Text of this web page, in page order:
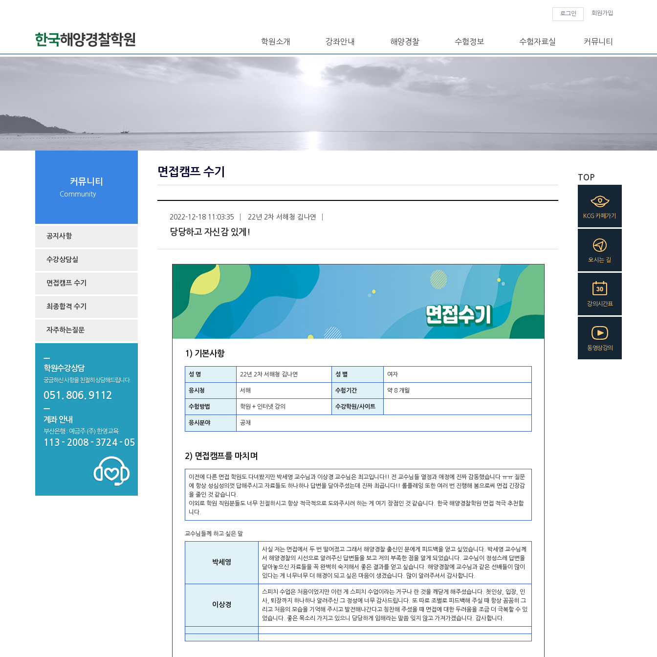
로그인 회원가입
학원소개 강좌안내 해양경찰 수험정보 수험자료실 커뮤니티
커뮤니티
Community
공지사항
수강상담실
면접캠프 수기
최종합격 수기
자주하는질문
학원수강상담
궁금하신 사항을 친절히 상담해드립니다.
051. 806. 9112
계좌 안내
부산은행 : 예금주 (주) 한영교육
113 - 2008 - 3724 - 05
면접캠프 수기
2022-12-18 11:03:35 22년 2차 서해청 김나연
당당하고 자신감 있게!
1) 기본사항
성 명 22년 2차 서해청 김나연 성 별 여자
응시청 서해 수험기간 약 8 개월
수험방법 학원 + 인터넷 강의 수강학원/사이트
응시분야 공채
2) 면접캠프를 마치며
이전에 다른 면접 학원도 다녀봤지만 박세영 교수님과 이상경 교수님은 최고입니다!! 전 교수님들 열정과 애정에 진짜 감동했습니다 ㅠㅠ 질문
에 항상 성심성의껏 답해주시고 자료들도 하나하나 답변을 달아주셨는데 진짜 최곱니다!! 롤플레잉 또한 여러 번 진행해 봄으로써 면접 긴장감
을 줄인 것 같습니다.
이외로 학원 직원분들도 너무 친절하시고 항상 적극적으로 도와주시려 하는 게 여기 장점인 것 같습니다. 한국 해양경찰학원 면접 적극 추천합
니다.
교수님들께 하고 싶은 말
박세영
사실 저는 면접에서 두 번 떨어졌고 그래서 해양경찰 출신인 분에게 피드백을 얻고 싶었습니다. 박세영 교수님께
서 해양경찰의 시선으로 알려주신 답변들을 보고 저의 부족한 점을 알게 되었습니다. 교수님이 정성스레 답변을
달아놓으신 자료들을 꼭 완벽히 숙지해서 좋은 결과를 얻고 싶습니다. 해양경찰에 교수님과 같은 선배들이 많이
있다는 게 너무너무 더 해경이 되고 싶은 마음이 생겼습니다. 많이 알려주셔서 감사합니다.
이상경
스피치 수업은 처음이었지만 이런 게 스피치 수업이라는 거구나 란 것을 깨닫게 해주셨습니다. 첫인상, 입장, 인
사, 퇴장까지 하나하나 알려주신 그 정성에 너무 감사드립니다. 또 따로 조별로 피드백해 주실 때 항상 꼼꼼히 그
리고 처음의 모습을 기억해 주시고 발전해나간다고 칭찬해 주셨을 때 면접에 대한 두려움을 조금 더 극복할 수 있
었습니다. 좋은 목소리 가지고 있으니 당당하게 임해라는 말씀 잊지 않고 가져가겠습니다. 감사합니다.
KCG 카페가기
오시는 길
강의시간표
동영상강의
TOP